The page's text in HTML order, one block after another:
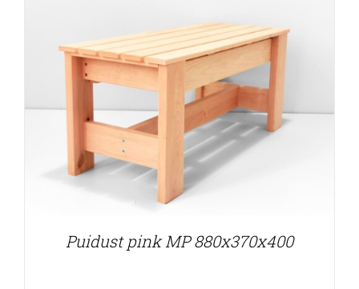
Puidust pink MP 880x370x400